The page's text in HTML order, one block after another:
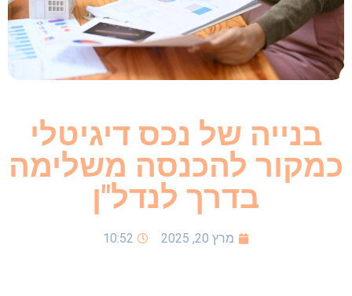
בנייה של נכס דיגיטלי
כמקור להכנסה משלימה
בדרך לנדל"ן
מרץ 20, 2025 10:52